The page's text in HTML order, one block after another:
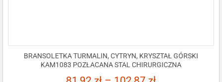
BRANSOLETKA TURMALIN, CYTRYN, KRYSZTAŁ GÓRSKI
KAM1083 POZŁACANA STAL CHIRURGICZNA